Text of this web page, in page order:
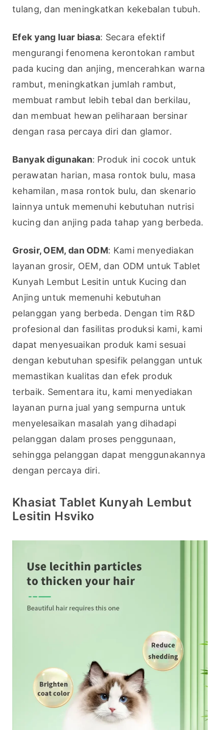
tulang, dan meningkatkan kekebalan tubuh.
Efek yang luar biasa: Secara efektif
mengurangi fenomena kerontokan rambut
pada kucing dan anjing, mencerahkan warna
rambut, meningkatkan jumlah rambut,
membuat rambut lebih tebal dan berkilau,
dan membuat hewan peliharaan bersinar
dengan rasa percaya diri dan glamor.
Banyak digunakan: Produk ini cocok untuk
perawatan harian, masa rontok bulu, masa
kehamilan, masa rontok bulu, dan skenario
lainnya untuk memenuhi kebutuhan nutrisi
kucing dan anjing pada tahap yang berbeda.
Grosir, OEM, dan ODM: Kami menyediakan
layanan grosir, OEM, dan ODM untuk Tablet
Kunyah Lembut Lesitin untuk Kucing dan
Anjing untuk memenuhi kebutuhan
pelanggan yang berbeda. Dengan tim R&D
profesional dan fasilitas produksi kami, kami
dapat menyesuaikan produk kami sesuai
dengan kebutuhan spesifik pelanggan untuk
memastikan kualitas dan efek produk
terbaik. Sementara itu, kami menyediakan
layanan purna jual yang sempurna untuk
menyelesaikan masalah yang dihadapi
pelanggan dalam proses penggunaan,
sehingga pelanggan dapat menggunakannya
dengan percaya diri.
Khasiat Tablet Kunyah Lembut
Lesitin Hsviko